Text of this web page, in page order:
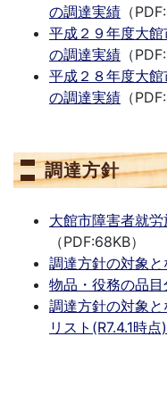
の調達実績 （
平成２９年度大
の調達実績 （
平成２８年度大
の調達実績 （
調達方針
大館市障害者就
（PDF:68KB）
調達方針の対象
物品・役務の品目
調達方針の対象
リスト(R7.4.1時点)